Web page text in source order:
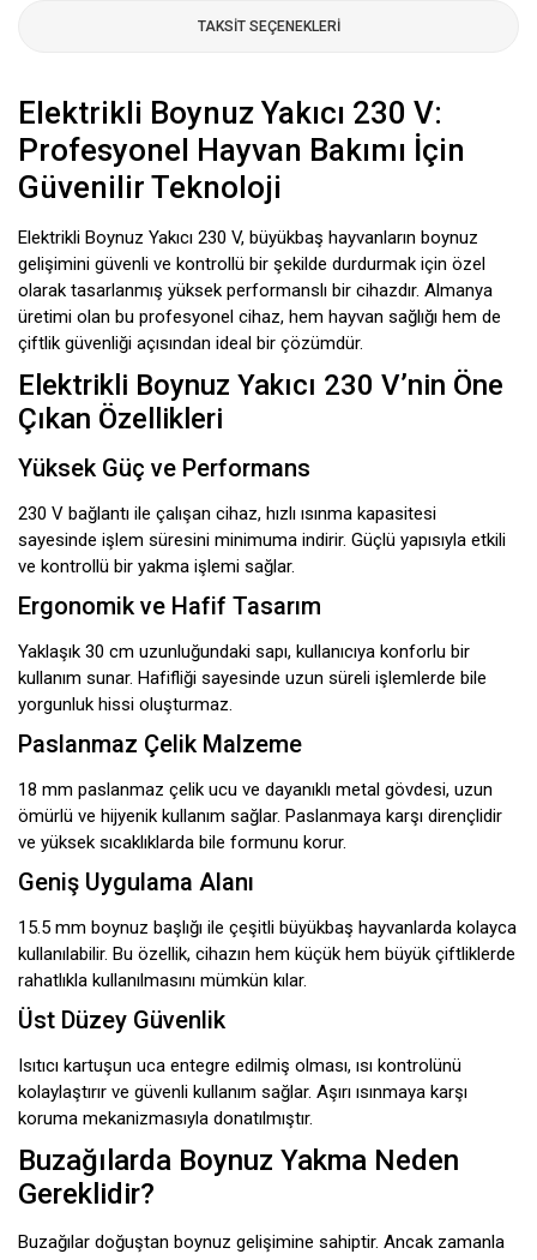
TAKSIT SEÇENEKLERI
Elektrikli Boynuz Yakıcı 230 V:
Profesyonel Hayvan Bakımı İçin
Güvenilir Teknoloji
Elektrikli Boynuz Yakıcı 230 V, büyükbaş hayvanların boynuz
gelişimini güvenli ve kontrollü bir şekilde durdurmak için özel
olarak tasarlanmış yüksek performanslı bir cihazdır. Almanya
üretimi olan bu profesyonel cihaz, hem hayvan sağlığı hem de
çiftlik güvenliği açısından ideal bir çözümdür.
Elektrikli Boynuz Yakıcı 230 V’nin Öne
Çıkan Özellikleri
Yüksek Güç ve Performans
230 V bağlantı ile çalışan cihaz, hızlı ısınma kapasitesi
sayesinde işlem süresini minimuma indirir. Güçlü yapısıyla etkili
ve kontrollü bir yakma işlemi sağlar.
Ergonomik ve Hafif Tasarım
Yaklaşık 30 cm uzunluğundaki sapı, kullanıcıya konforlu bir
kullanım sunar. Hafifliği sayesinde uzun süreli işlemlerde bile
yorgunluk hissi oluşturmaz.
Paslanmaz Çelik Malzeme
18 mm paslanmaz çelik ucu ve dayanıklı metal gövdesi, uzun
ömürlü ve hijyenik kullanım sağlar. Paslanmaya karşı dirençlidir
ve yüksek sıcaklıklarda bile formunu korur.
Geniş Uygulama Alanı
15.5 mm boynuz başlığı ile çeşitli büyükbaş hayvanlarda kolayca
kullanılabilir. Bu özellik, cihazın hem küçük hem büyük çiftliklerde
rahatlıkla kullanılmasını mümkün kılar.
Üst Düzey Güvenlik
Isıtıcı kartuşun uca entegre edilmiş olması, ısı kontrolünü
kolaylaştırır ve güvenli kullanım sağlar. Aşırı ısınmaya karşı
koruma mekanizmasıyla donatılmıştır.
Buzağılarda Boynuz Yakma Neden
Gereklidir?
Buzağılar doğuştan boynuz gelişimine sahiptir. Ancak zamanla